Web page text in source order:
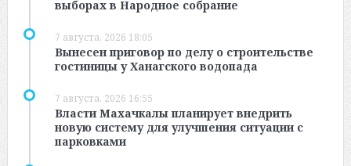
выборах в Народное собрание
7 августа, 2026 18:05
Вынесен приговор по делу о строительстве
гостиницы у Ханагского водопада
7 августа, 2026 16:55
Власти Махачкалы планирует внедрить
новую систему для улучшения ситуации с
парковками